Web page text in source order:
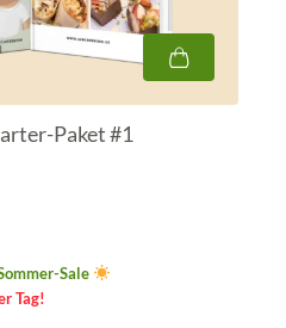
Paket #1
Sale
Tag!